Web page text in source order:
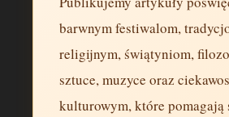
barwnym festiwalom,
religijnym, świątyniom,
sztuce, muzyce oraz
kulturowym, które pomagają